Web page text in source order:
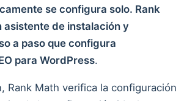
se configura solo. Rank
asistente de instalación y
a paso que configura
para WordPress.
Rank Math verifica la configuración